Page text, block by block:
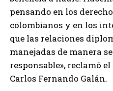
pensando en los
colombianos y en los
que las relaciones
manejadas de manera
responsable», reclamó
Carlos Fernando Galán.